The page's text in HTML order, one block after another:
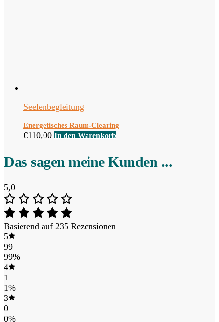
Seelenbegleitung
Energetisches Raum-Clearing
€110,00 In den Warenkorb
Das sagen meine Kunden ...
5,0
Basierend auf 235 Rezensionen
5
99
99%
4
1
1%
3
0
0%